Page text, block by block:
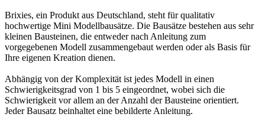
Brixies, ein Produkt aus Deutschland, steht für qualitativ
hochwertige Mini Modellbausätze. Die Bausätze bestehen aus sehr
kleinen Bausteinen, die entweder nach Anleitung zum
vorgegebenen Modell zusammengebaut werden oder als Basis für
Ihre eigenen Kreation dienen.
Abhängig von der Komplexität ist jedes Modell in einen
Schwierigkeitsgrad von 1 bis 5 eingeordnet, wobei sich die
Schwierigkeit vor allem an der Anzahl der Bausteine orientiert.
Jeder Bausatz beinhaltet eine bebilderte Anleitung.